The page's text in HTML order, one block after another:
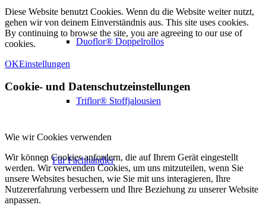
Duoflor® Doppelrollos
Triflor® Stoffjalousien
Für Fachhändler
Diese Website benutzt Cookies. Wenn du die Website weiter nutzt,
gehen wir von deinem Einverständnis aus. This site uses cookies.
By continuing to browse the site, you are agreeing to our use of
cookies.
OKEinstellungen
Cookie- und Datenschutzeinstellungen
Wie wir Cookies verwenden
Wir können Cookies anfordern, die auf Ihrem Gerät eingestellt
werden. Wir verwenden Cookies, um uns mitzuteilen, wenn Sie
unsere Websites besuchen, wie Sie mit uns interagieren, Ihre
Nutzererfahrung verbessern und Ihre Beziehung zu unserer Website
anpassen.